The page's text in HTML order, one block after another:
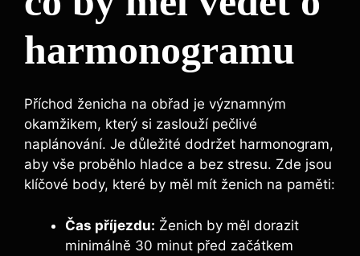
harmonogramu
Příchod ženicha na obřad je významným
okamžikem, který si zaslouží pečlivé
naplánování. Je důležité dodržet harmonogram,
aby vše proběhlo hladce a bez stresu. Zde jsou
klíčové body, které by měl mít ženich na paměti:
Čas příjezdu: Ženich by měl dorazit
minimálně 30 minut před začátkem